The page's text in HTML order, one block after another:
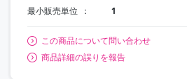
最小販売単位 1
この商品について問い合わせ
商品詳細の誤りを報告